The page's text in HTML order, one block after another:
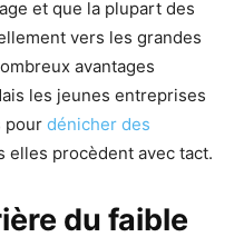
et que la plupart des
vers les grandes
avantages
les jeunes entreprises
pour dénicher des
elles procèdent avec tact.
du faible